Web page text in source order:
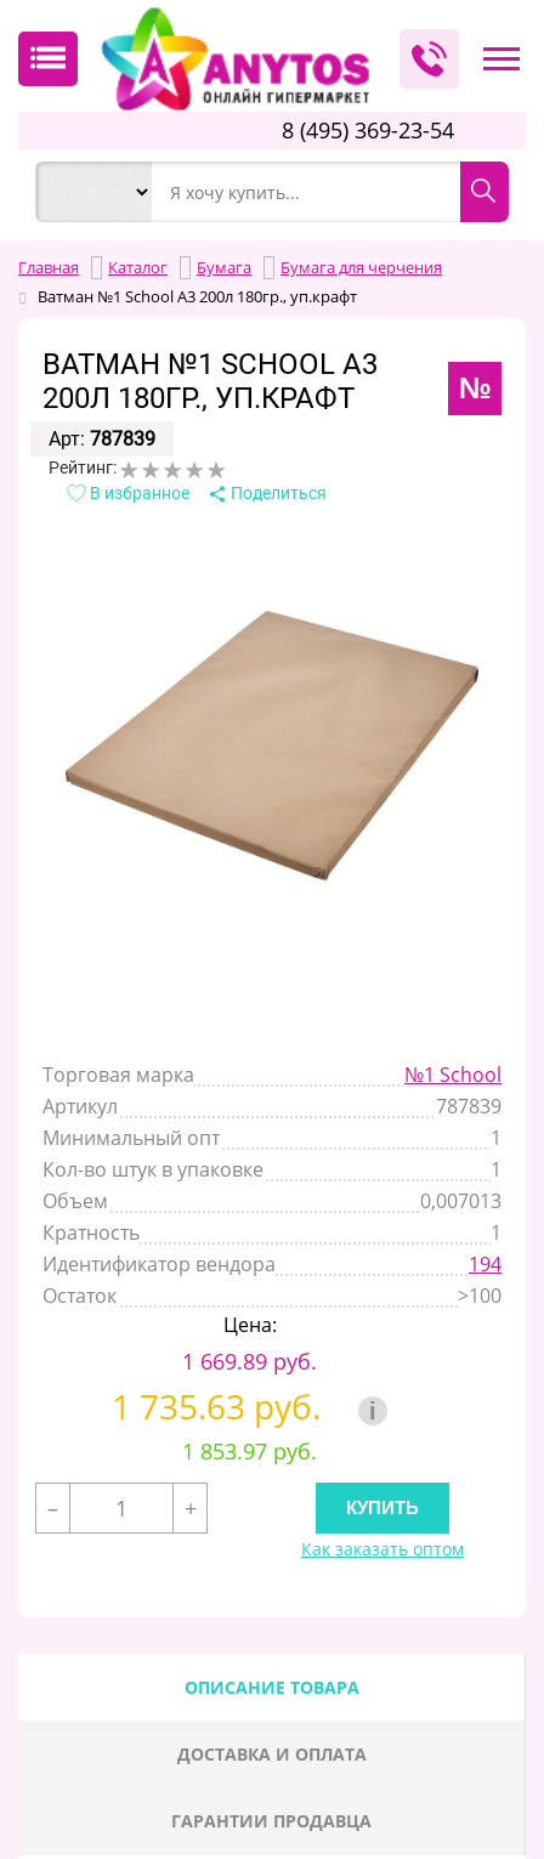
8 (495) 369-23-54
Главная Каталог Бумага
Бумага для черчения
Ватман №1 School А3 200л 180гр., уп.крафт
ВАТМАН №1 SCHOOL А3
200Л 180ГР., УП.КРАФТ
№
Арт: 787839
Рейтинг:
В избранное
Поделиться
Торговая марка
№1 School
Артикул
787839
Минимальный опт
1
Кол-во штук в упаковке
1
Объем
0,007013
Кратность
1
Идентификатор вендора
194
Остаток
>100
Цена:
1 669.89 руб.
1 735.63 руб. i
1 853.97 руб.
–
+
Как заказать оптом
ОПИСАНИЕ ТОВАРА
ДОСТАВКА И ОПЛАТА
ГАРАНТИИ ПРОДАВЦА